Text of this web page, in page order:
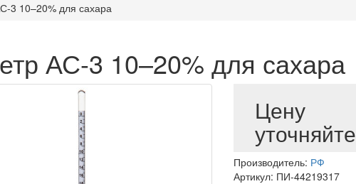
3 10–20% для сахара
АС-3 10–20% для сахара
Цену
уточняйте
Производитель: РФ
Артикул: ПИ-44219317